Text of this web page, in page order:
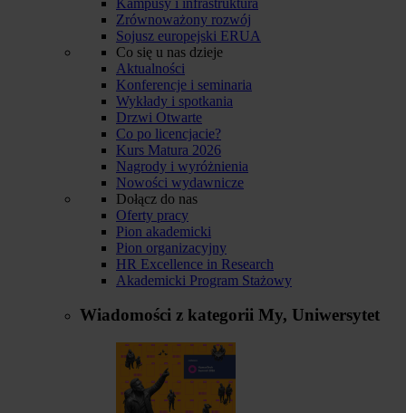
Zrównoważony rozwój
Sojusz europejski ERUA
Co się u nas dzieje
Aktualności
Konferencje i seminaria
Wykłady i spotkania
Drzwi Otwarte
Co po licencjacie?
Kurs Matura 2026
Nagrody i wyróżnienia
Nowości wydawnicze
Dołącz do nas
Oferty pracy
Pion akademicki
Pion organizacyjny
HR Excellence in Research
Akademicki Program Stażowy
Wiadomości z kategorii My, Uniwersytet